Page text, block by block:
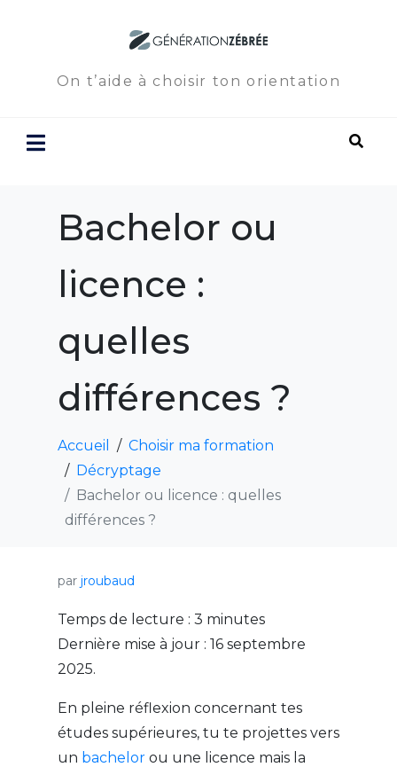
On t’aide à choisir ton orientation
Bachelor ou
licence :
quelles
différences ?
Accueil
Choisir ma formation
Décryptage
Bachelor ou licence : quelles
différences ?
par jroubaud
Temps de lecture : 3 minutes
Dernière mise à jour : 16 septembre
2025.
En pleine réflexion concernant tes
études supérieures, tu te projettes vers
un bachelorou une licence mais la